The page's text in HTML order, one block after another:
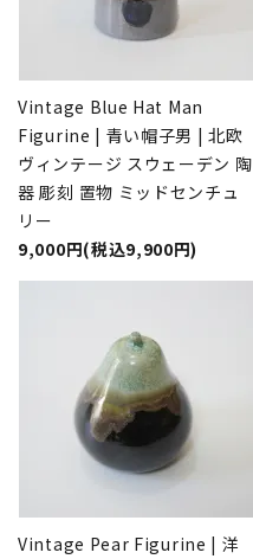
Vintage Blue Hat Man
Figurine | 青い帽子男 | 北欧
ヴィンテージ スウェーデン 陶
器 彫刻 置物 ミッドセンチュ
リー
9,000円(税込9,900円)
Vintage Pear Figurine | 洋